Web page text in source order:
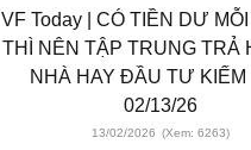
VF Today | CÓ TIỀN DƯ
THÌ NÊN TẬP TRUNG TRẢ
NHÀ HAY ĐẦU TƯ KIẾM
02/13/26
13/02/2026 (Xem: 6263)